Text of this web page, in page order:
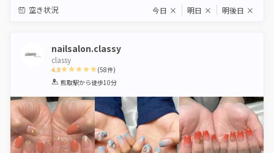
空き状況 今日 × 明日 × 明後日 ×
nailsalon.classy
classy
4.9
1 2 3 4 5
(58件)
熊取駅から徒歩10分